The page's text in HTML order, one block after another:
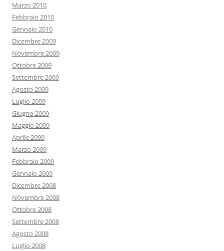
Marzo 2010
Febbraio 2010
Gennaio 2010
Dicembre 2009
Novembre 2009
Ottobre 2009
Settembre 2009
Agosto 2009
Luglio 2009
Giugno 2009
Maggio 2009
Aprile 2009
Marzo 2009
Febbraio 2009
Gennaio 2009
Dicembre 2008
Novembre 2008
Ottobre 2008
Settembre 2008
Agosto 2008
Luglio 2008